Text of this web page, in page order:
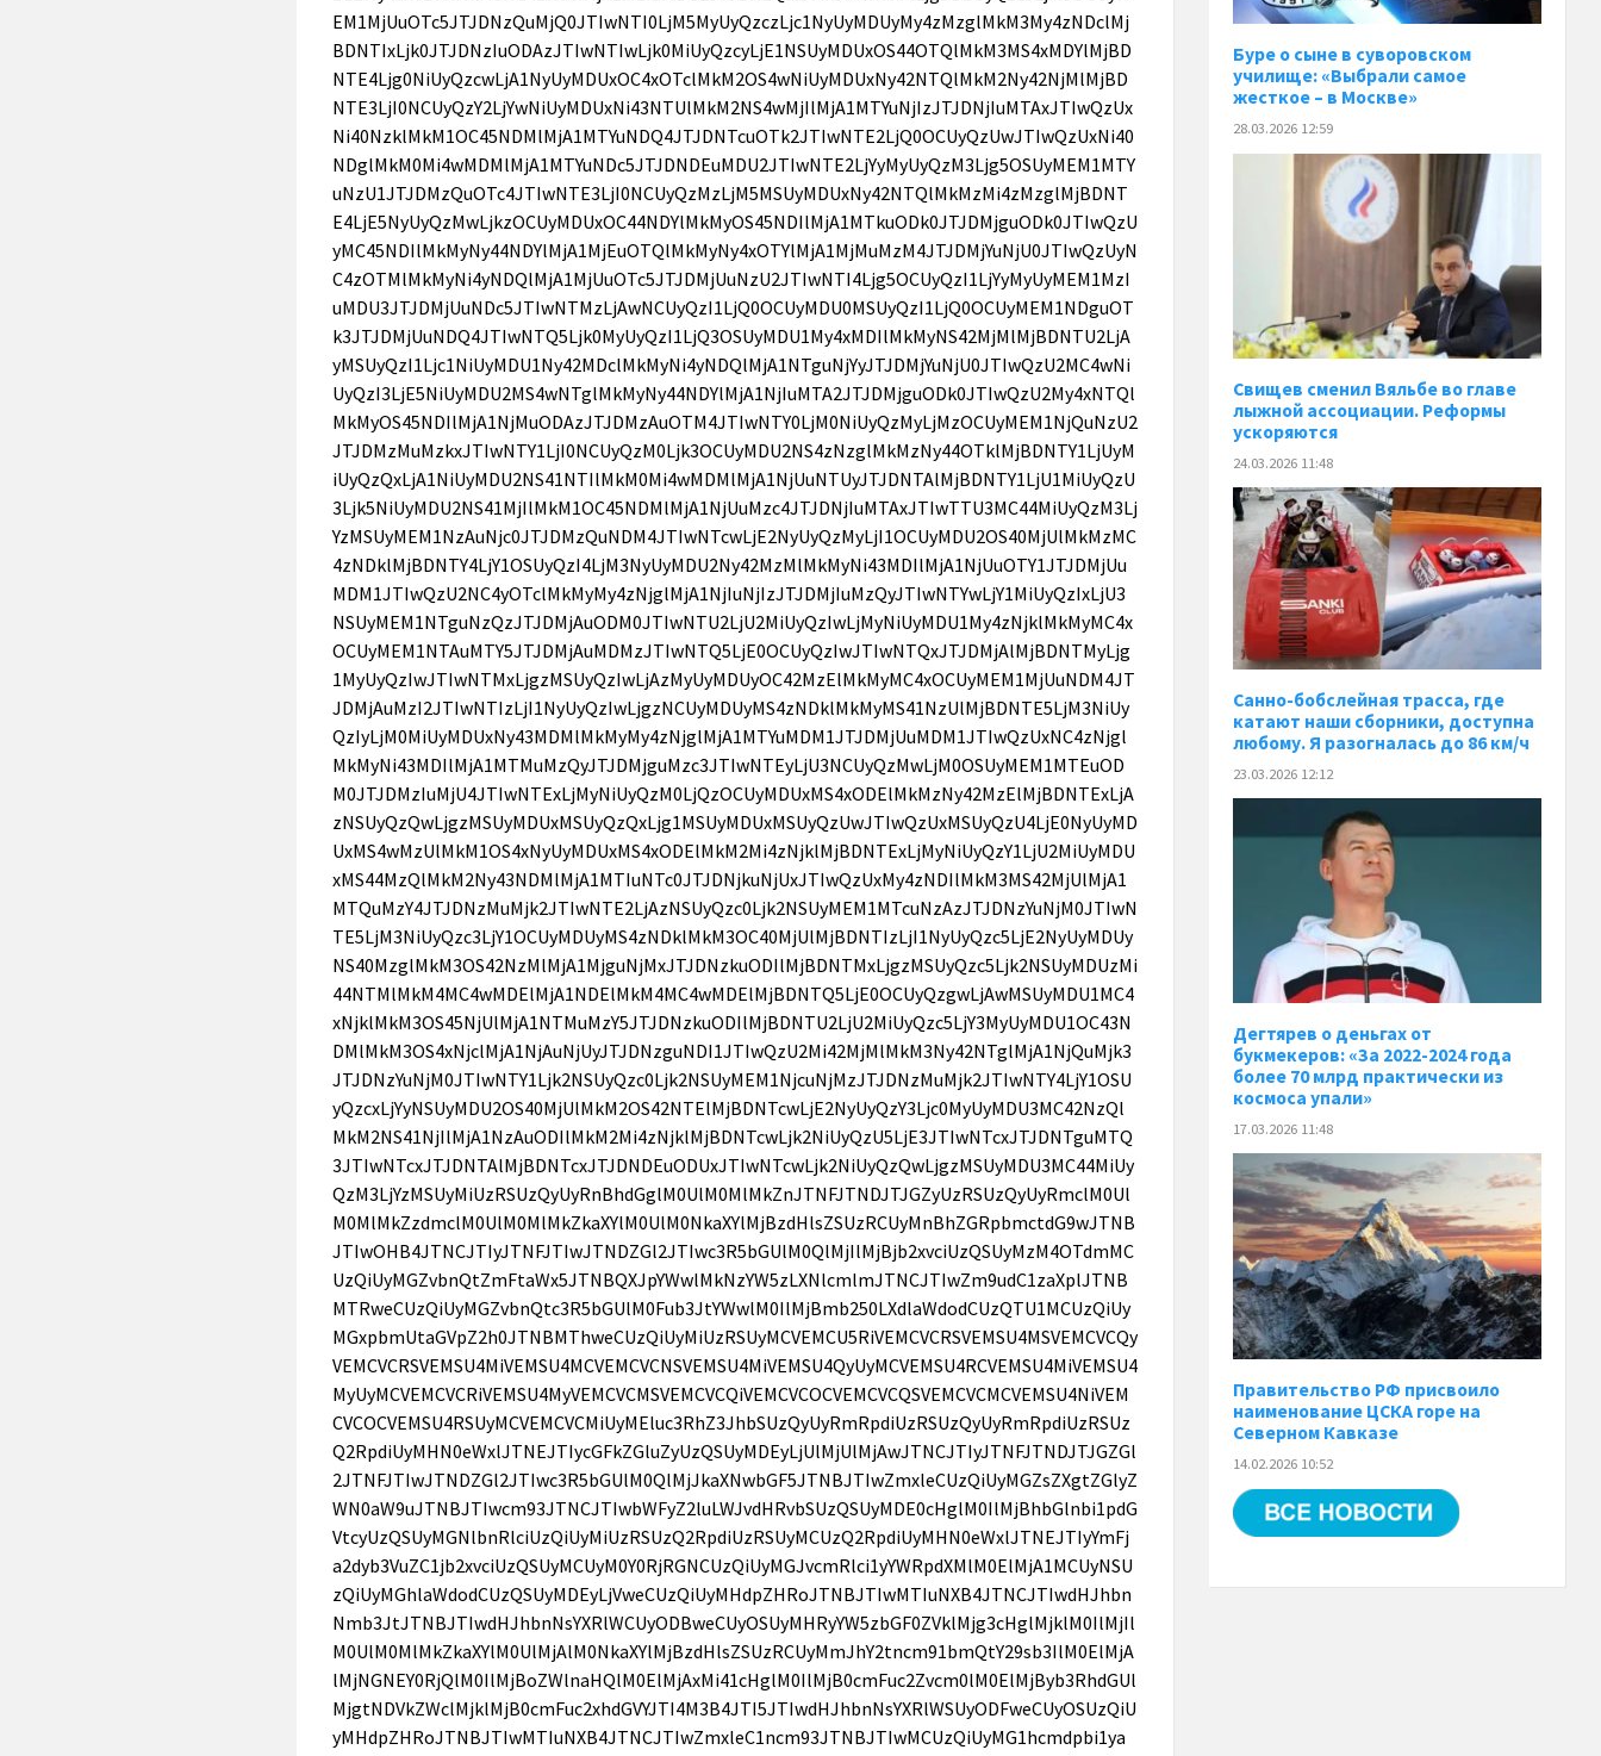
Буре о сыне в суворовском
училище: «Выбрали самое
жесткое – в Москве»
28.03.2026 12:59
Свищев сменил Вяльбе во главе
лыжной ассоциации. Реформы
ускоряются
24.03.2026 11:48
Санно-бобслейная трасса, где
катают наши сборники, доступна
любому. Я разогналась до 86 км/ч
23.03.2026 12:12
Дегтярев о деньгах от
букмекеров: «За 2022-2024 года
более 70 млрд практически из
космоса упали»
17.03.2026 11:48
Правительство РФ присвоило
наименование ЦСКА горе на
Северном Кавказе
14.02.2026 10:52